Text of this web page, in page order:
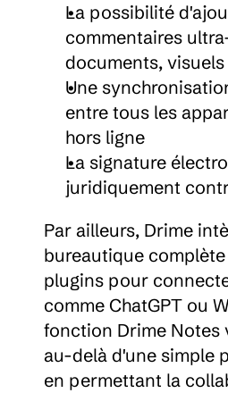
La possibilité
commentaires
documents,
Une
entre tous les
hors ligne
La signature
juridiquement
Par ailleurs, Drime
bureautique
plugins pour
comme ChatGPT ou
fonction Drime Notes
au-delà d'une simple
en permettant la